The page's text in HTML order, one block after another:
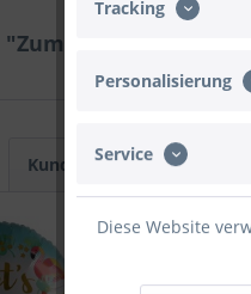
Ruhestand alles
Kunden kauften auch
Tracking
Personalisierung
Service
Diese Website